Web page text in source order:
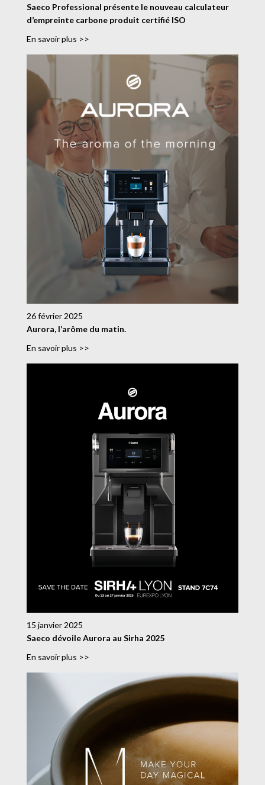
Saeco Professional présente le nouveau calculateur
d’empreinte carbone produit certifié ISO
En savoir plus >>
26 février 2025
Aurora, l’arôme du matin.
En savoir plus >>
15 janvier 2025
Saeco dévoile Aurora au Sirha 2025
En savoir plus >>